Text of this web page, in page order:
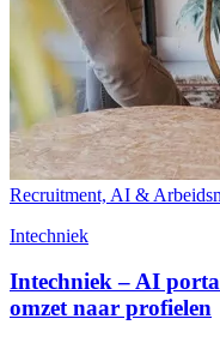
Recruitment, AI &
Intechniek
Intechniek – AI
omzet naar profielen